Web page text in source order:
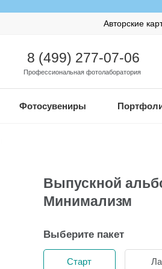
Авторские
8 (499) 277-07-06
Профессиональная фотолаборатория
Фотосувениры
Выпускной
Минимализм
Выберите пакет
Старт